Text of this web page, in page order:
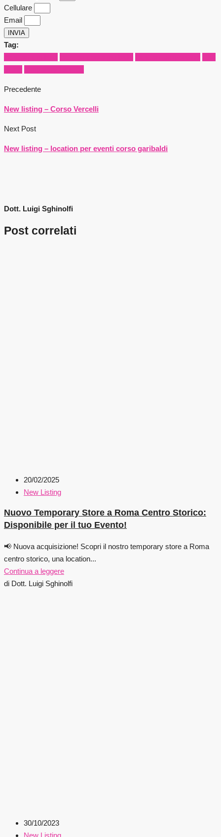
Cellulare
Email
INVIA
Tag:
Precedente
New listing – Corso Vercelli
Next Post
New listing – location per eventi corso garibaldi
Dott. Luigi Sghinolfi
Post correlati
20/02/2025
New Listing
Nuovo Temporary Store a Roma Centro Storico:
Disponibile per il tuo Evento!
📢 Nuova acquisizione! Scopri il nostro temporary store a Roma
centro storico, una location...
Continua a leggere
di Dott. Luigi Sghinolfi
30/10/2023
New Listing